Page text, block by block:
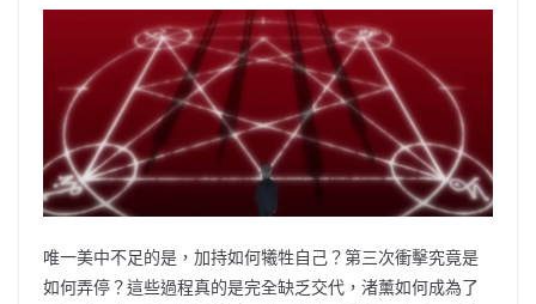
唯一美中不足的是，加持如何犧牲自己？第三次衝擊究竟是
如何弄停？這些過程真的是完全缺乏交代，渚薰如何成為了